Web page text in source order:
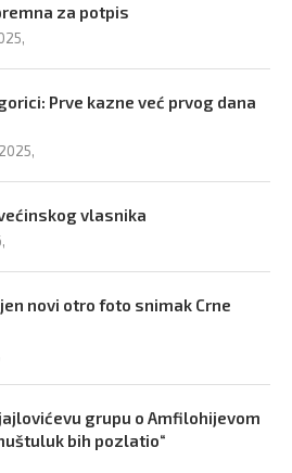
za potpis
Prve kazne već prvog dana
vlasnika
novi otro foto snimak Crne
grupu o Amfilohijevom
bih pozlatio“